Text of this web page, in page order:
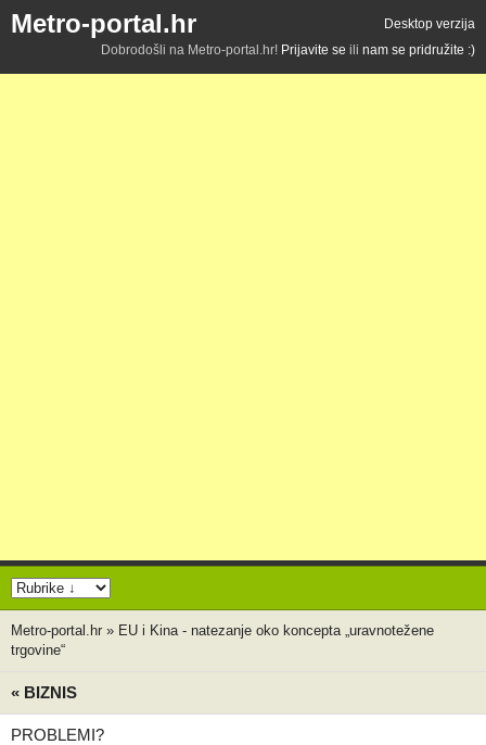
Metro-portal.hr
Desktop verzija
Dobrodošli na Metro-portal.hr! Prijavite se ili nam se pridružite :)
Metro-portal.hr » EU i Kina - natezanje oko koncepta „uravnotežene
trgovine“
« BIZNIS
PROBLEMI?